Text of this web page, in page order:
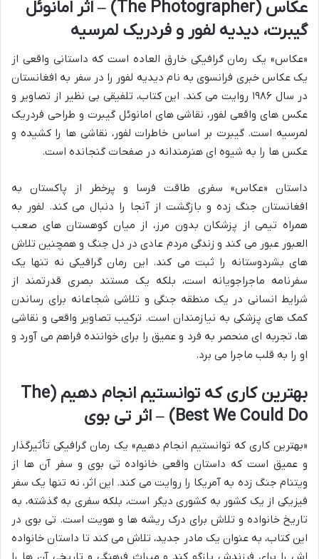
عکاس (The Photographer) – اثر امانوئل
گیبرت، دیدیه لفور و فردریک لمرسیه
«عکاس» یک رمان گرافیکی خارق العاده است که داستانی واقعی از
یک عکاس خبری فرانسوی به نام دیدیه لفور را در سفر به افغانستان
در سال ۱۹۸۶ روایت می کند. این کتاب، تلفیقی بی نظیر از تصاویر و
عکس های واقعی لفور، نقاشی های امانوئل گیبرت و طراحی فردریک
لمرسیه است. گیبرت بر اساس خاطرات لفور، نقاشی ها را کشیده و
عکس ها را به شیوه ای هنرمندانه در صفحات گنجانده است.
داستان «عکاس» سفری طاقت فرسا و پرخطر از پاکستان به
افغانستان جنگ زده و بازگشت از آنجا را دنبال می کند. لفور به
همراه تیمی از پزشکان بدون مرز، از میان کوهستان های صعب
العبور عبور می کند و زندگی مردم عادی در دل جنگ و همچنین تلاش
های بشردوستانه را ثبت می کند. این رمان گرافیکی نه تنها یک
سفرنامه ماجراجویانه است، بلکه یک مستند بصری قدرتمند از
شرایط انسانی در یک منطقه جنگی و تلاشی شجاعانه برای رساندن
کمک های پزشکی به نیازمندان است. ترکیب تصاویر واقعی و نقاشی
ها، تجربه ای منحصر به فرد و عمیق را برای خواننده فراهم می آورد و
او را به قلب ماجرا می برد.
بهترین کاری که توانستیم انجام دهیم (The
Best We Could Do) – اثر تی بوی
«بهترین کاری که توانستیم انجام دهیم» یک رمان گرافیکی تأثیرگذار
و عمیق است که داستان واقعی خانواده تی بوی و سفر آن ها از
ویتنام جنگ زده به آمریکا را روایت می کند. این اثر، نه تنها یک سفر
فیزیکی از یک کشور به کشوری دیگر است، بلکه سفری به گذشته، به
تاریخ خانواده و تلاش برای درک ریشه ها و هویت است. تی بوی در
این کتاب، به عنوان یک مادر جدید، تلاش می کند تا داستان خانواده